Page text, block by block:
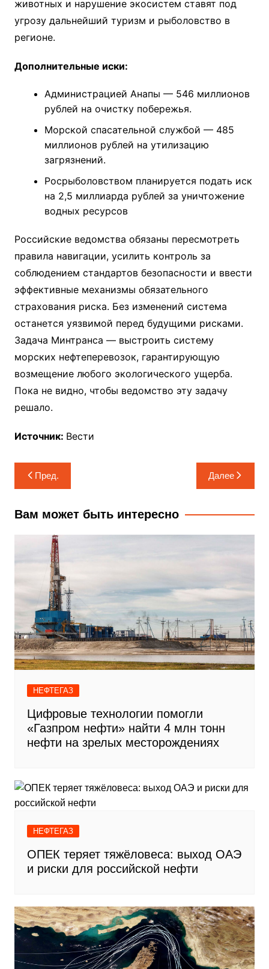
животных и нарушение экосистем ставят под
угрозу дальнейший туризм и рыболовство в
регионе.
Дополнительные иски:
Администрацией Анапы — 546 миллионов
рублей на очистку побережья.
Морской спасательной службой — 485
миллионов рублей на утилизацию
загрязнений.
Росрыболовством планируется подать иск
на 2,5 миллиарда рублей за уничтожение
водных ресурсов
Российские ведомства обязаны пересмотреть
правила навигации, усилить контроль за
соблюдением стандартов безопасности и ввести
эффективные механизмы обязательного
страхования риска. Без изменений система
останется уязвимой перед будущими рисками.
Задача Минтранса — выстроить систему
морских нефтеперевозок, гарантирующую
возмещение любого экологического ущерба.
Пока не видно, чтобы ведомство эту задачу
решало.
Источник: Вести
Навигация
по
записям
Пред. Далее
Вам может быть интересно
НЕФТЕГАЗ
Цифровые технологии помогли
«Газпром нефти» найти 4 млн тонн
нефти на зрелых месторождениях
НЕФТЕГАЗ
ОПЕК теряет тяжёловеса: выход ОАЭ
и риски для российской нефти